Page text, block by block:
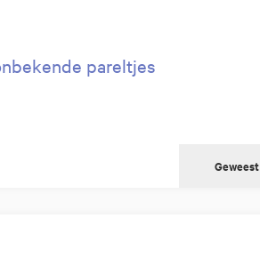
pareltjes
Geweest